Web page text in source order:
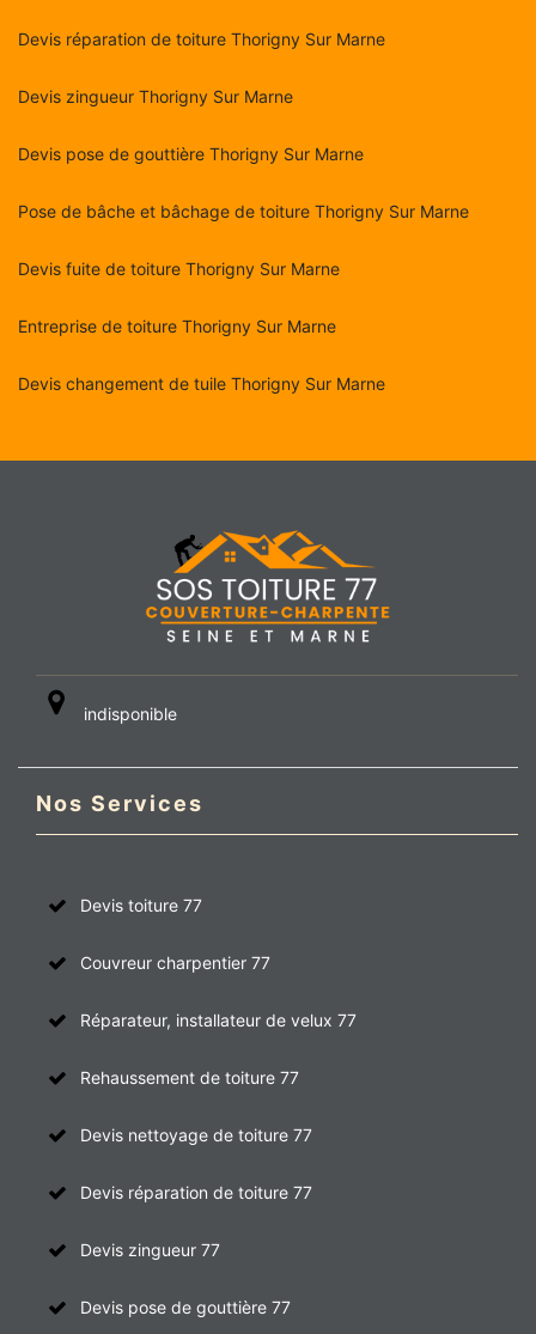
Devis réparation de toiture Thorigny Sur Marne
Devis zingueur Thorigny Sur Marne
Devis pose de gouttière Thorigny Sur Marne
Pose de bâche et bâchage de toiture Thorigny Sur Marne
Devis fuite de toiture Thorigny Sur Marne
Entreprise de toiture Thorigny Sur Marne
Devis changement de tuile Thorigny Sur Marne
indisponible
Nos Services
Devis toiture 77
Couvreur charpentier 77
Réparateur, installateur de velux 77
Rehaussement de toiture 77
Devis nettoyage de toiture 77
Devis réparation de toiture 77
Devis zingueur 77
Devis pose de gouttière 77